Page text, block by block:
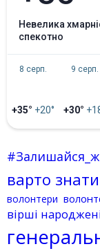
невелика хмарність, без опадів, дуже
спекотно
8 серп.
+35° +20°
9 серп.
+30°
варто знати
волонтери
вірші